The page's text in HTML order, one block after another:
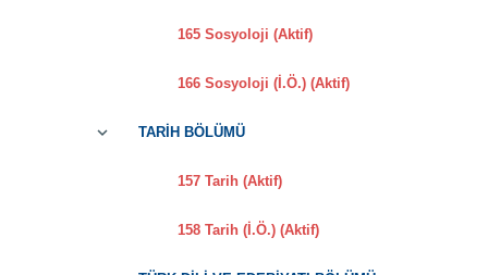
165 Sosyoloji (Aktif)
166 Sosyoloji (İ.Ö.) (Aktif)
TARİH BÖLÜMÜ
157 Tarih (Aktif)
158 Tarih (İ.Ö.) (Aktif)